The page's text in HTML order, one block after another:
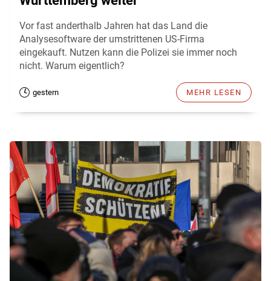
Vor fast anderthalb Jahren hat das Land die
Analysesoftware der umstrittenen US-Firma
eingekauft. Nutzen kann die Polizei sie immer noch
nicht. Warum eigentlich?
gestern MEHR LESEN